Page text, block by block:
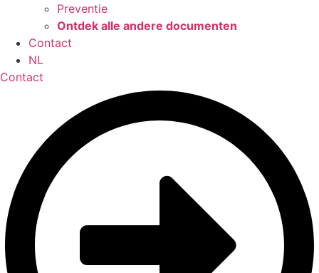
Preventie
Ontdek alle andere documenten
Contact
NL
Contact